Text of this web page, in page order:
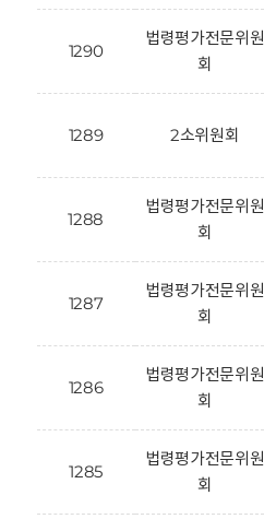
1290
법령평가전문위원
회
1289 2소위원회
1288
법령평가전문위원
회
1287
법령평가전문위원
회
1286
법령평가전문위원
회
1285
법령평가전문위원
회